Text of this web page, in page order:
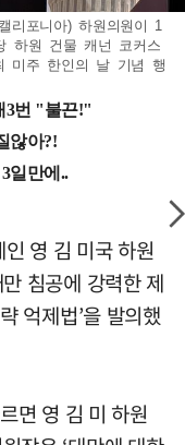
리포니아) 하원의원이 1
하원 건물 캐넌 코커스
미주 한인의 날 기념 행
영 김 미국 하원
침공에 강력한 제
억제법’을 발의했
면 영 김 미 하원